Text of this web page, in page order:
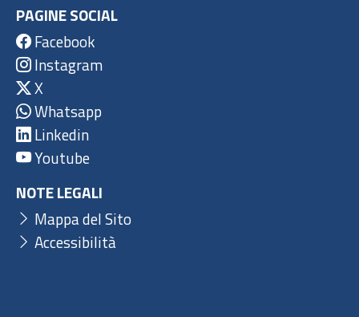
PAGINE SOCIAL
Facebook
Instagram
X
Whatsapp
Linkedin
Youtube
NOTE LEGALI
Mappa del Sito
Accessibilità